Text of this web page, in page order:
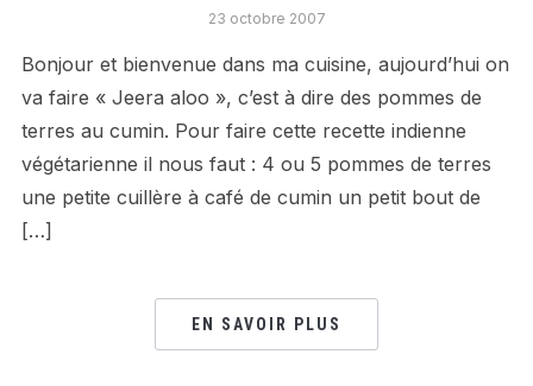
23 octobre 2007
Bonjour et bienvenue dans ma cuisine, aujourd’hui on
va faire « Jeera aloo », c’est à dire des pommes de
terres au cumin. Pour faire cette recette indienne
végétarienne il nous faut : 4 ou 5 pommes de terres
une petite cuillère à café de cumin un petit bout de
[…]
EN SAVOIR PLUS